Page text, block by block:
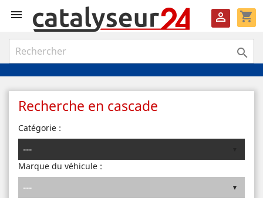
 shopping_cart


Recherche en cascade
Catégorie :
Marque du véhicule :